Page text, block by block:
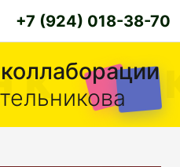
+7 (924) 018-38-70